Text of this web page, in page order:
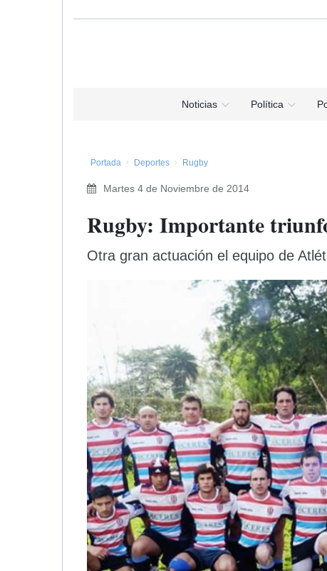
Noticias Política
Portada Deportes Rugby
Martes 4 de Noviembre de 2014
Rugby: Importante
Otra gran actuación el equipo de